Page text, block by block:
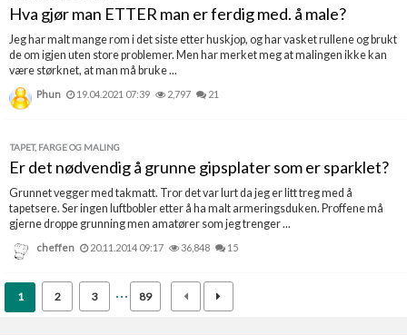
Hva gjør man ETTER man er ferdig med. å male?
Jeg har malt mange rom i det siste etter huskjop, og har vasket rullene og brukt
de om igjen uten store problemer. Men har merket meg at malingen ikke kan
være størknet, at man må bruke ...
Phun 19.04.2021 07:39 2,797 21
TAPET, FARGE OG MALING
Er det nødvendig å grunne gipsplater som er sparklet?
Grunnet vegger med takmatt. Tror det var lurt da jeg er litt treg med å
tapetsere. Ser ingen luftbobler etter å ha malt armeringsduken. Proffene må
gjerne droppe grunning men amatører som jeg trenger ...
cheffen 20.11.2014 09:17 36,848 15
1 2 3 89